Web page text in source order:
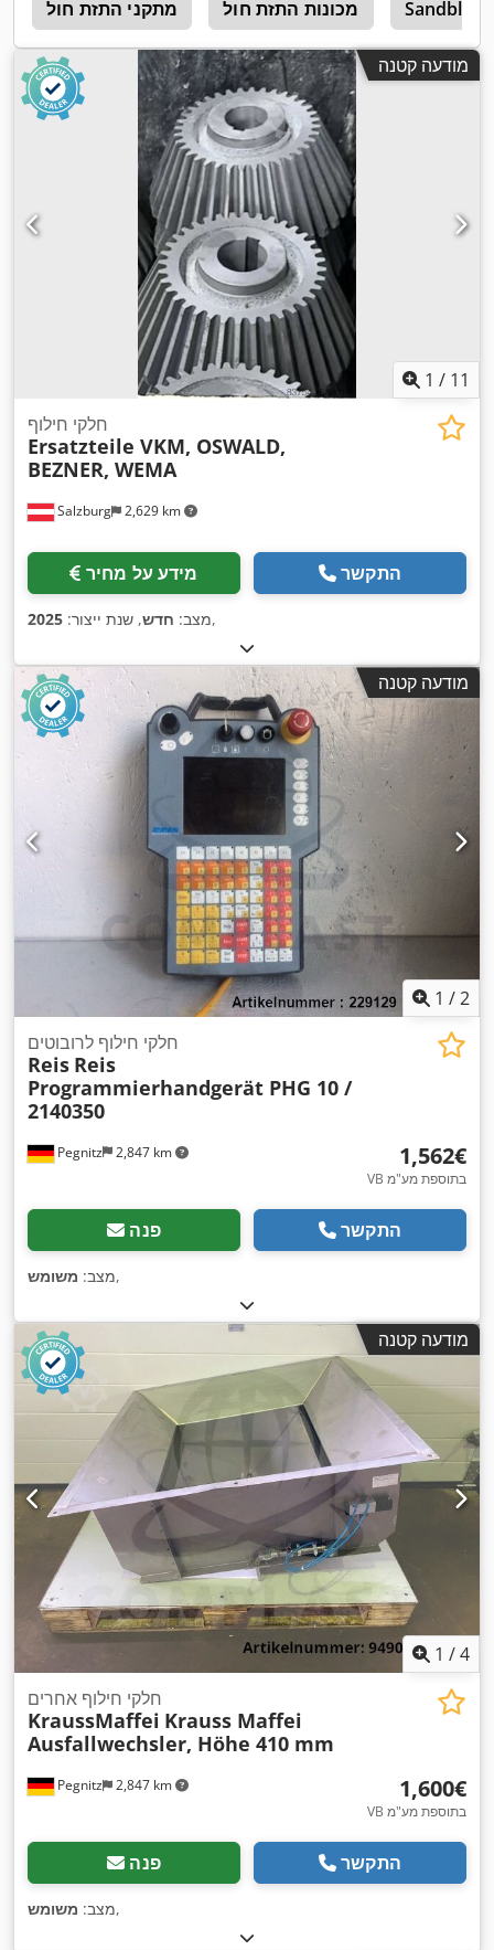
מתקני התזת חול מכונות התזת חול Sandblast
מודעה קטנה
1 / 11
Salzburg 2,629 km
חלקי חילוף
Ersatzteile VKM, OSWALD,
BEZNER, WEMA
מידע על מחיר התקשר
מצב: חדש, שנת ייצור: 2025 ,
מודעה קטנה
1 /2
Pegnitz 2,847 km
חלקי חילוף לרובוטים
Reis Reis
Programmierhandgerät PHG 10 /
2140350
‏1,562 ‏€
VB בתוספת מע"מ
פנה התקשר
מצב: משומש ,
מודעה קטנה
1 /4
Pegnitz 2,847 km
חלקי חילוף אחרים
KraussMaffei Krauss Maffei
Ausfallwechsler, Höhe 410 mm
‏1,600 ‏€
VB בתוספת מע"מ
פנה התקשר
מצב: משומש ,